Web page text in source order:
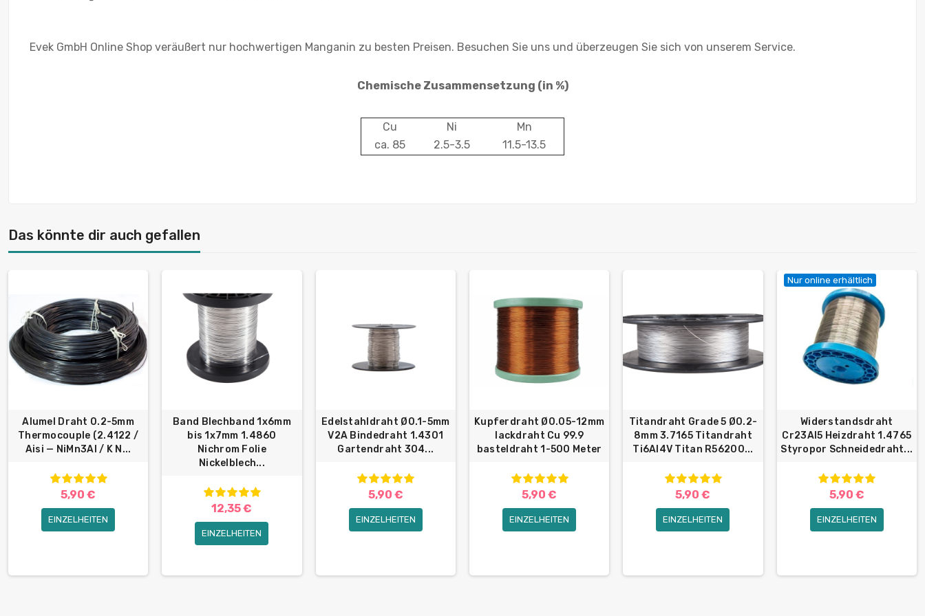
Evek GmbH Online Shop veräußert nur hochwertigen Manganin zu besten Preisen. Besuchen Sie uns und überzeugen Sie sich von unserem Service.
Chemische Zusammensetzung (in %)
Cu Ni
Mn
ca. 85
2.5-3.5 11.5-13.5
Das könnte dir auch gefallen
Alumel Draht 0.2-5mm
Thermocouple (2.4122 /
Aisi — NiMn3Al / K N...
5,90 €
EINZELHEITEN
Band Blechband 1x6mm
bis 1x7mm 1.4860
Nichrom Folie
Nickelblech...
12,35 €
EINZELHEITEN
Edelstahldraht Ø0.1-5mm
V2A Bindedraht 1.4301
Gartendraht 304...
5,90 €
EINZELHEITEN
Kupferdraht Ø0.05-12mm
lackdraht Cu 99.9
basteldraht 1-500 Meter
5,90 €
EINZELHEITEN
Titandraht Grade 5 Ø0.2-
8mm 3.7165 Titandraht
Ti6Al4V Titan R56200...
5,90 €
EINZELHEITEN
Nur online erhältlich
Widerstandsdraht
Cr23Al5 Heizdraht 1.4765
Styropor Schneidedraht...
5,90 €
EINZELHEITEN